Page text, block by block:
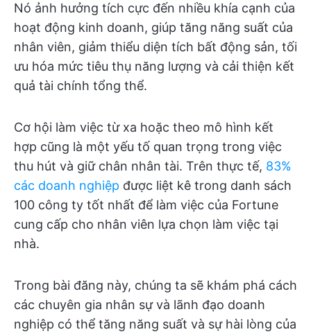
Nó ảnh hưởng tích cực đến nhiều khía cạnh của
hoạt động kinh doanh, giúp tăng năng suất của
nhân viên, giảm thiểu diện tích bất động sản, tối
ưu hóa mức tiêu thụ năng lượng và cải thiện kết
quả tài chính tổng thể.
Cơ hội làm việc từ xa hoặc theo mô hình kết
hợp cũng là một yếu tố quan trọng trong việc
thu hút và giữ chân nhân tài. Trên thực tế, 83%
các doanh nghiệp được liệt kê trong danh sách
100 công ty tốt nhất để làm việc của Fortune
cung cấp cho nhân viên lựa chọn làm việc tại
nhà.
Trong bài đăng này, chúng ta sẽ khám phá cách
các chuyên gia nhân sự và lãnh đạo doanh
nghiệp có thể tăng năng suất và sự hài lòng của